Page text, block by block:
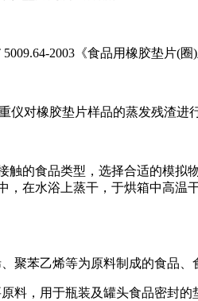
2003《食品用橡胶垫片(
仪对橡胶垫片样品的蒸发残渣
触的食品类型，选择合适的模拟
，在水浴上蒸干，于烘箱中高温
聚苯乙烯等为原料制成的食品
料，用于瓶装及罐头食品密封